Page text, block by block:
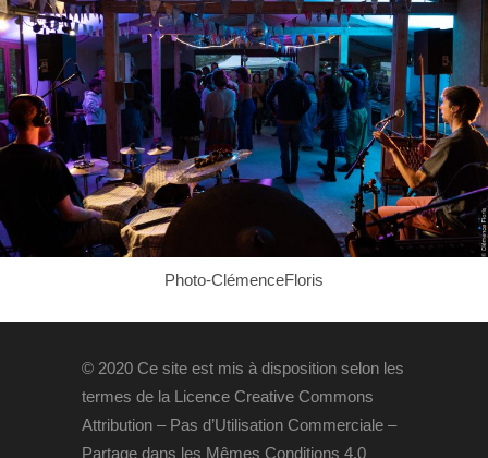
Photo-ClémenceFloris
© 2020 Ce site est mis à disposition selon les
termes de la Licence Creative Commons
Attribution – Pas d’Utilisation Commerciale –
Partage dans les Mêmes Conditions 4.0